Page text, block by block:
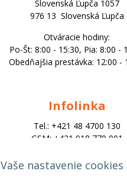
Vaše nastavenie cookies
Slovenská Ľupča 1057
976 13 Slovenská Ľupča
Otváracie hodiny:
Po-Št: 8:00 - 15:30, Pia: 8:00 -
Obedňajšia prestávka: 12:00 -
Infolinka
Tel.: +421 48 4700 130
GSM: +421 918 770 001
trade@alk.sk